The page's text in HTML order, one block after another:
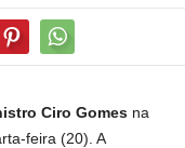
Ciro Gomes na
feira (20). A